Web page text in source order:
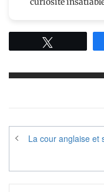
Navigation
l’article
La cour anglaise et